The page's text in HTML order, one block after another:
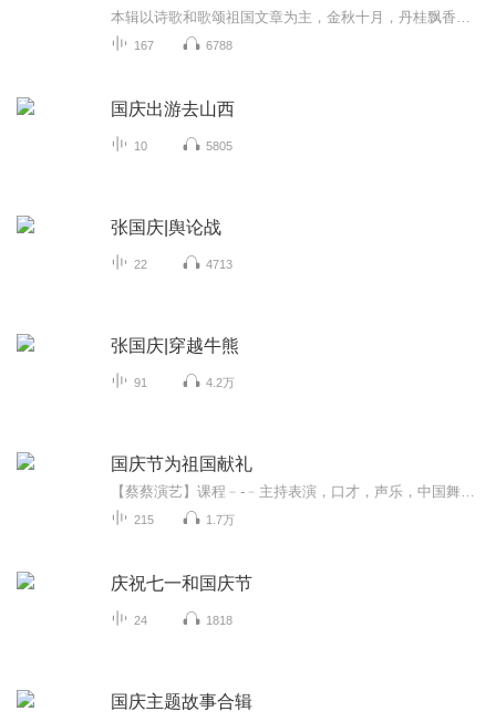
167 6788
国庆出游去山西
10 5805
张国庆|舆论战
22 4713
张国庆|穿越牛熊
91 4.2万
国庆节为祖国献礼
215 1.7万
庆祝七一和国庆节
24 1818
国庆主题故事合辑